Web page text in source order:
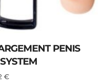
PENIS
€